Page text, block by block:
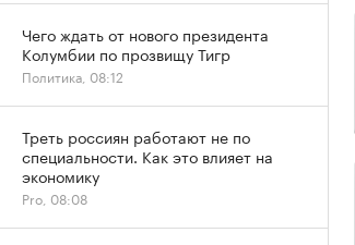
Чего ждать от нового президента
Колумбии по прозвищу Тигр
Политика, 08:12
Треть россиян работают не по
специальности. Как это влияет на
экономику
Pro, 08:08